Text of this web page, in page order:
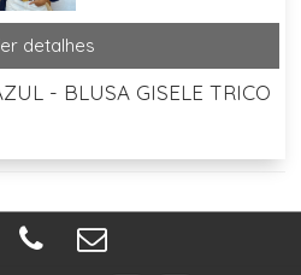
- BLUSA GISELE TRICO